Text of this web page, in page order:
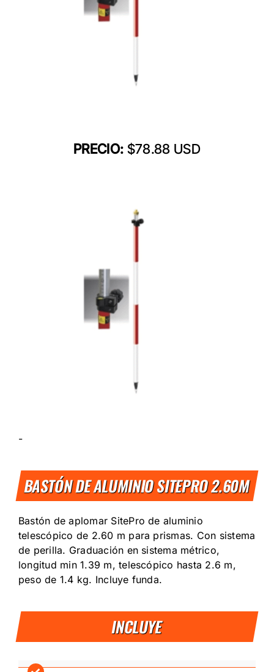
PRECIO: $78.88 USD
-
BASTÓN DE ALUMINIO SITEPRO 2.60M
INCLUYE
Bastón de aplomar SitePro de aluminio
telescópico de 2.60 m para prismas. Con sistema
de perilla. Graduación en sistema métrico,
longitud min 1.39 m, telescópico hasta 2.6 m,
peso de 1.4 kg. Incluye funda.